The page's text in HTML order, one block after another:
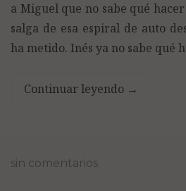
a Miguel que no sabe qué
salga de esa espiral de auto
ha metido. Inés ya no sabe qué
Continuar leyendo →
sin comentarios